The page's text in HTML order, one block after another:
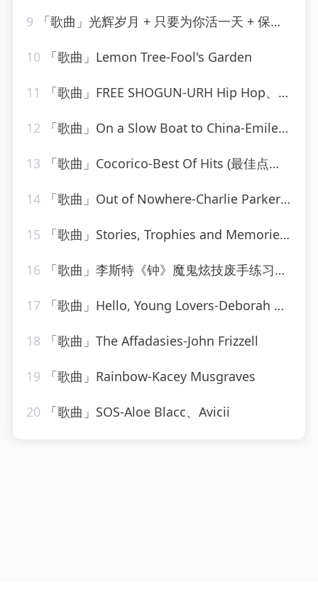
9 「歌曲」光辉岁月 + 只要为你活一天 + 保重-谢霆锋、朱一龙
10 「歌曲」Lemon Tree-Fool's Garden
11 「歌曲」FREE SHOGUN-URH Hip Hop、Shogun
12 「歌曲」On a Slow Boat to China-Emile Ford & The Checkmates
13 「歌曲」Cocorico-Best Of Hits (最佳点击率)
14 「歌曲」Out of Nowhere-Charlie Parker、Charlie Parker Strings
15 「歌曲」Stories, Trophies and Memories-randy vanwarmer
16 「歌曲」李斯特《钟》魔鬼炫技废手练习曲-姚悦钢琴老师
17 「歌曲」Hello, Young Lovers-Deborah Kerr、Rex Thompson
18 「歌曲」The Affadasies-John Frizzell
19 「歌曲」Rainbow-Kacey Musgraves
20 「歌曲」SOS-Aloe Blacc、Avicii